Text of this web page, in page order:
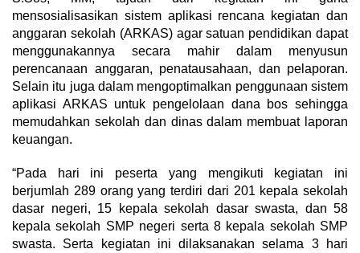
mensosialisasikan sistem aplikasi rencana kegiatan dan
anggaran sekolah (ARKAS) agar satuan pendidikan dapat
menggunakannya secara mahir dalam menyusun
perencanaan anggaran, penatausahaan, dan pelaporan.
Selain itu juga dalam mengoptimalkan penggunaan sistem
aplikasi ARKAS untuk pengelolaan dana bos sehingga
memudahkan sekolah dan dinas dalam membuat laporan
keuangan.
“Pada hari ini peserta yang mengikuti kegiatan ini
berjumlah 289 orang yang terdiri dari 201 kepala sekolah
dasar negeri, 15 kepala sekolah dasar swasta, dan 58
kepala sekolah SMP negeri serta 8 kepala sekolah SMP
swasta. Serta kegiatan ini dilaksanakan selama 3 hari